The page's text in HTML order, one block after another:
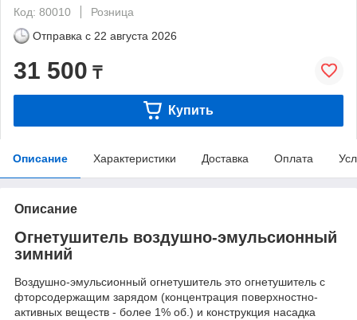
Код: 80010
Розница
Отправка с 22 августа 2026
31 500 ₸
Купить
Описание Характеристики Доставка Оплата
Описание
Огнетушитель воздушно-эмульсионный
зимний
Воздушно-эмульсионный огнетушитель это огнетушитель с
фторсодержащим зарядом (концентрация поверхностно-
активных веществ - более 1% об.) и конструкция насадка